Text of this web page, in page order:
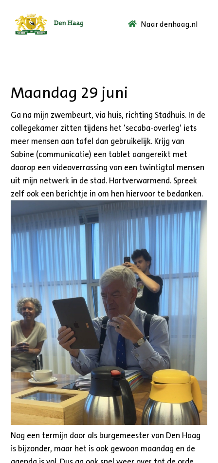
Ga
Naar denhaag.nl
Maandag 29 juni
Ga na mijn zwembeurt, via huis, richting Stadhuis. In de
collegekamer zitten tijdens het ‘secaba-overleg’ iets
meer mensen aan tafel dan gebruikelijk. Krijg van
Sabine (communicatie) een tablet aangereikt met
daarop een videoverrassing van een twintigtal mensen
uit mijn netwerk in de stad. Hartverwarmend. Spreek
zelf ook een berichtje in om hen hiervoor te bedanken.
Nog een termijn door als burgemeester van Den Haag
is bijzonder, maar het is ook gewoon maandag en de